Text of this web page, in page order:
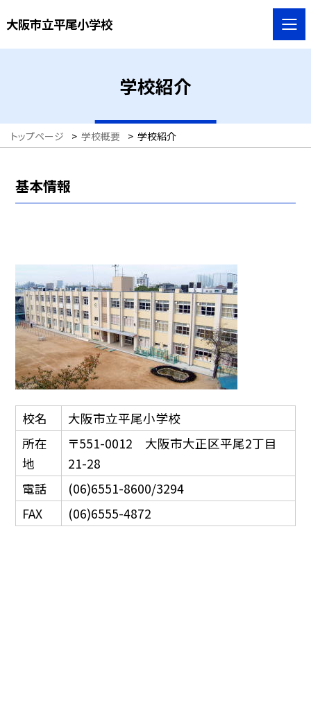
大阪市立平尾小学校
学校紹介
トップページ > 学校概要 > 学校紹介
基本情報
校名
大阪市立平尾小学校
所在
地
〒551-0012 大阪市大正区平尾2丁目
21-28
電話
(06)6551-8600/3294
FAX
(06)6555-4872